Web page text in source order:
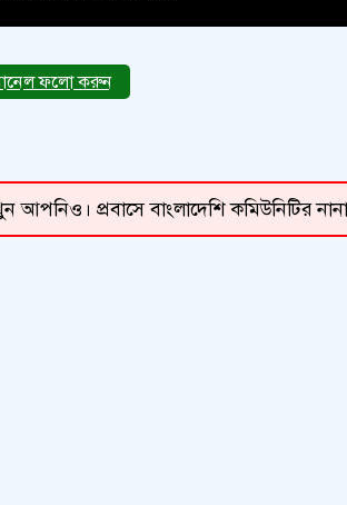
ফলো করুন
আপনিও। প্রবাসে বাংলাদেশি কমিউনিটির